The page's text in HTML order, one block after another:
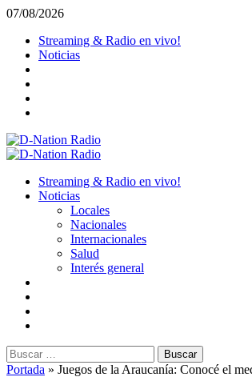
Saltar
contenido
07/08/2026
Streaming & Radio en vivo!
Noticias
Menú
Streaming & Radio en vivo!
Noticias
Locales
Nacionales
Internacionales
Salud
Interés general
Buscar:
Portada » Juegos de la Araucanía: Conocé el